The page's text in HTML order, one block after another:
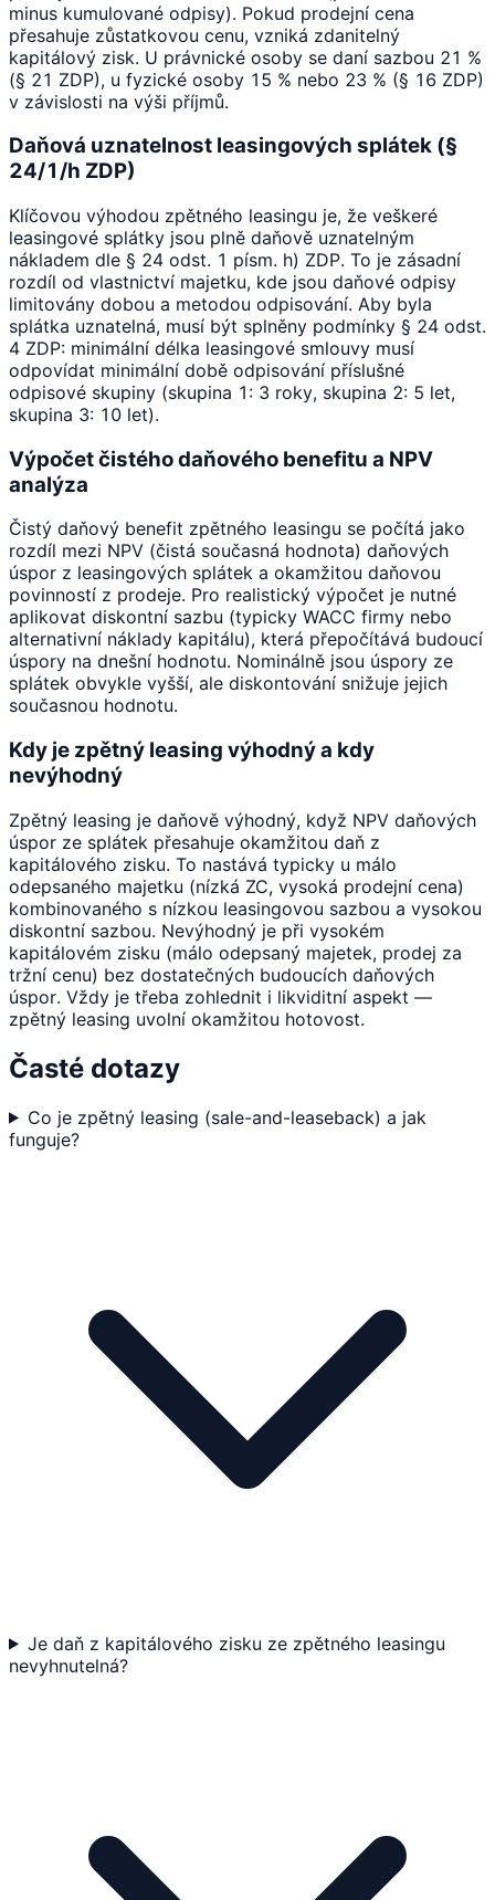
minus kumulované odpisy). Pokud prodejní cena
přesahuje zůstatkovou cenu, vzniká zdanitelný
kapitálový zisk. U právnické osoby se daní sazbou 21 %
(§ 21 ZDP), u fyzické osoby 15 % nebo 23 % (§ 16 ZDP)
v závislosti na výši příjmů.
Daňová uznatelnost leasingových splátek (§
24/1/h ZDP)
Klíčovou výhodou zpětného leasingu je, že veškeré
leasingové splátky jsou plně daňově uznatelným
nákladem dle § 24 odst. 1 písm. h) ZDP. To je zásadní
rozdíl od vlastnictví majetku, kde jsou daňové odpisy
limitovány dobou a metodou odpisování. Aby byla
splátka uznatelná, musí být splněny podmínky § 24 odst.
4 ZDP: minimální délka leasingové smlouvy musí
odpovídat minimální době odpisování příslušné
odpisové skupiny (skupina 1: 3 roky, skupina 2: 5 let,
skupina 3: 10 let).
Výpočet čistého daňového benefitu a NPV
analýza
Čistý daňový benefit zpětného leasingu se počítá jako
rozdíl mezi NPV (čistá současná hodnota) daňových
úspor z leasingových splátek a okamžitou daňovou
povinností z prodeje. Pro realistický výpočet je nutné
aplikovat diskontní sazbu (typicky WACC firmy nebo
alternativní náklady kapitálu), která přepočítává budoucí
úspory na dnešní hodnotu. Nominálně jsou úspory ze
splátek obvykle vyšší, ale diskontování snižuje jejich
současnou hodnotu.
Kdy je zpětný leasing výhodný a kdy
nevýhodný
Zpětný leasing je daňově výhodný, když NPV daňových
úspor ze splátek přesahuje okamžitou daň z
kapitálového zisku. To nastává typicky u málo
odepsaného majetku (nízká ZC, vysoká prodejní cena)
kombinovaného s nízkou leasingovou sazbou a vysokou
diskontní sazbou. Nevýhodný je při vysokém
kapitálovém zisku (málo odepsaný majetek, prodej za
tržní cenu) bez dostatečných budoucích daňových
úspor. Vždy je třeba zohlednit i likviditní aspekt —
zpětný leasing uvolní okamžitou hotovost.
Časté dotazy
Co je zpětný leasing (sale-and-leaseback) a jak
funguje?
Je daň z kapitálového zisku ze zpětného leasingu
nevyhnutelná?